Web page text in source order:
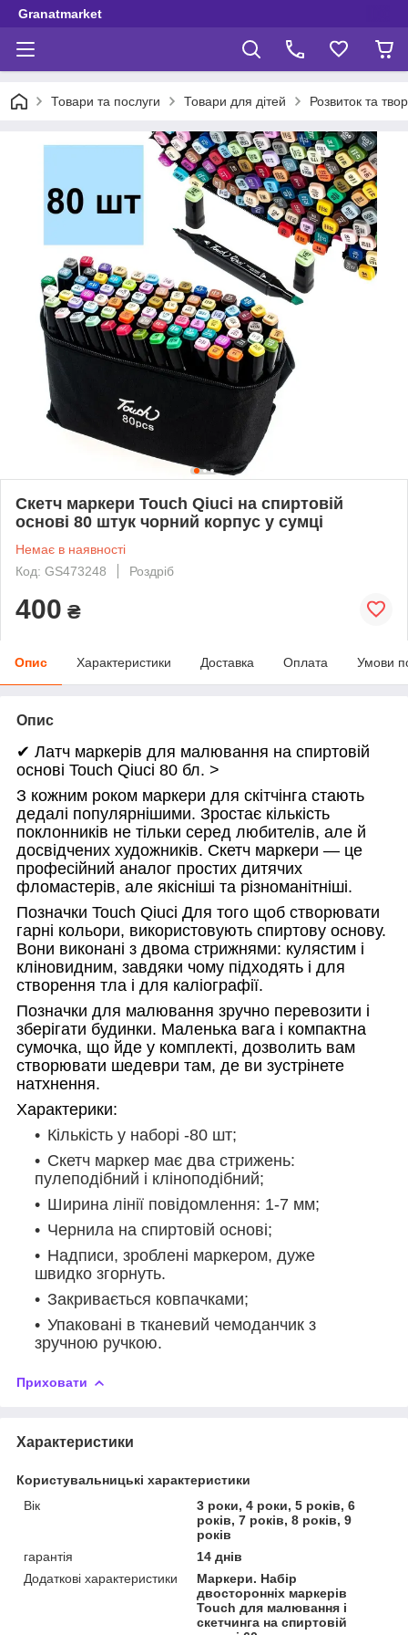
Granatmarket
Товари та послуги Товари для дітей Розвиток та
Скетч маркери Touch Qiuci на спиртовій
основі 80 штук чорний корпус у сумці
Немає в наявності
Код: GS473248
Роздріб
400 ₴
Опис Характеристики Доставка Оплата Умови
Опис
✔ Латч маркерів для малювання на спиртовій
основі Touch Qiuci 80 бл. >
З кожним роком маркери для скітчінга стають
дедалі популярнішими. Зростає кількість
поклонників не тільки серед любителів, але й
досвідчених художників. Скетч маркери — це
професійний аналог простих дитячих
фломастерів, але якісніші та різноманітніші.
Позначки Touch Qiuci Для того щоб створювати
гарні кольори, використовують спиртову основу.
Вони виконані з двома стрижнями: кулястим і
кліновидним, завдяки чому підходять і для
створення тла і для каліографії.
Позначки для малювання зручно перевозити і
зберігати будинки. Маленька вага і компактна
сумочка, що йде у комплекті, дозволить вам
створювати шедеври там, де ви зустрінете
натхнення.
Характерики:
Кількість у наборі -80 шт;
Скетч маркер має два стрижень:
пулеподібний і кліноподібний;
Ширина лінії повідомлення: 1-7 мм;
Чернила на спиртовій основі;
Надписи, зроблені маркером, дуже
швидко згорнуть.
Закривається ковпачками;
Упаковані в тканевий чемоданчик з
зручною ручкою.
Приховати
Характеристики
Користувальницькі характеристики
Вік
3 роки, 4 роки, 5 років, 6
років, 7 років, 8 років, 9
років
гарантія
14 днів
Додаткові характеристики
Маркери. Набір
двосторонніх маркерів
Touch для малювання і
скетчинга на спиртовій